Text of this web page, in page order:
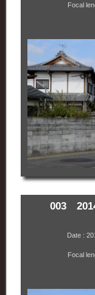
Focal length:
003
Date : 2014/
Focal length: